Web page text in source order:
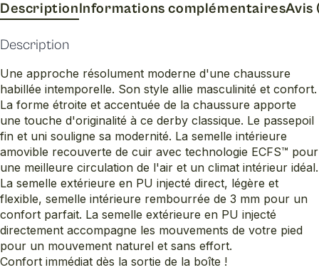
DescriptionInformations complémentairesAvis
Description
Une approche résolument moderne d'une chaussure
habillée intemporelle. Son style allie masculinité et confort.
La forme étroite et accentuée de la chaussure apporte
une touche d'originalité à ce derby classique. Le passepoil
fin et uni souligne sa modernité. La semelle intérieure
amovible recouverte de cuir avec technologie ECFS™ pour
une meilleure circulation de l'air et un climat intérieur idéal.
La semelle extérieure en PU injecté direct, légère et
flexible, semelle intérieure rembourrée de 3 mm pour un
confort parfait. La semelle extérieure en PU injecté
directement accompagne les mouvements de votre pied
pour un mouvement naturel et sans effort.
Confort immédiat dès la sortie de la boîte !